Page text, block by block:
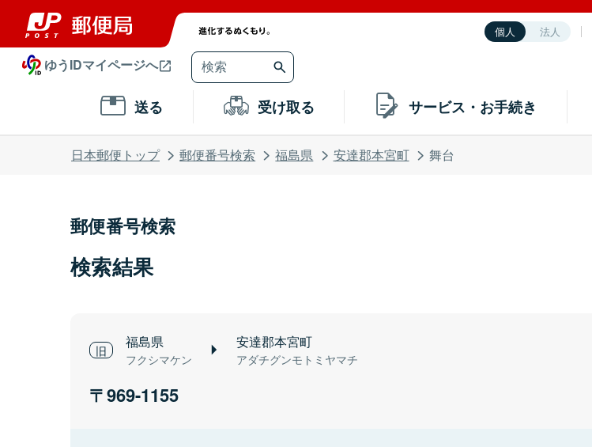
個人 法人
ゆうIDマイページへ
送る 受け取る サービス・お手続き
日本郵便トップ 郵便番号検索 福島県 安達郡本宮町 舞台
郵便番号検索
検索結果
福島県
フクシマケン
安達郡本宮町
アダチグンモトミヤマチ
969-1155